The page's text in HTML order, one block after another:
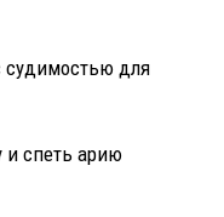
судимостью для
и спеть арию